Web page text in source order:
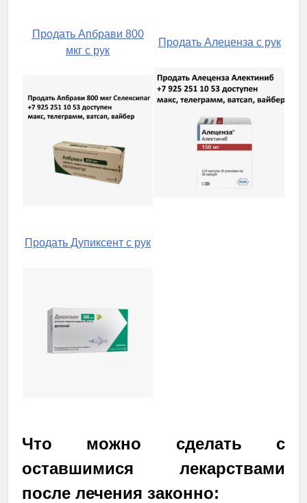
Продать Апбрави 800
мкг с рук
Продать Алеценза с рук
Продать Дупиксент с рук
Что можно сделать с
оставшимися лекарствами
после лечения законно: